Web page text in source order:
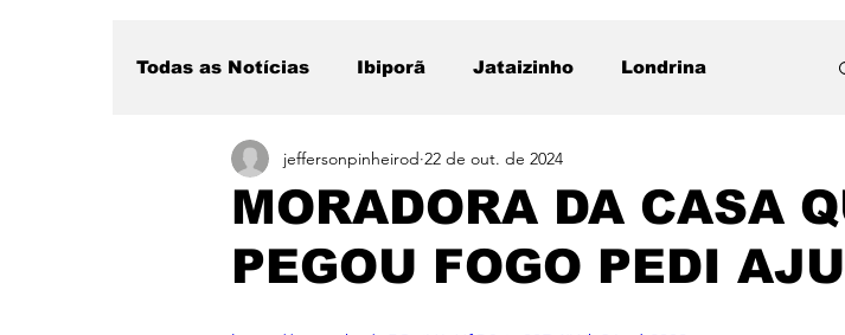
Todas as Notícias Ibiporã Jataizinho Londrina
Região Sertanópolis Destaque
MORADORA DA CASA
PEGOU FOGO PEDI
jeffersonpinheirod 22 de out. de 2024